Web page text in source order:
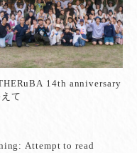
14th anniversary
て
: Attempt to read